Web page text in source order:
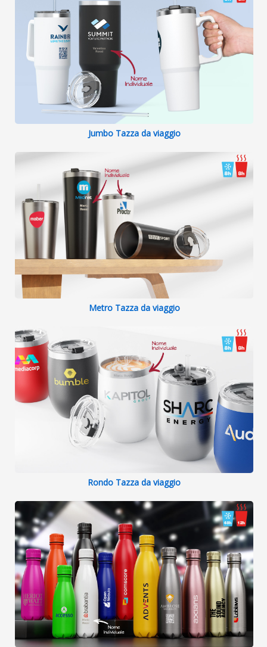
Jumbo Tazza da viaggio
Metro Tazza da viaggio
Rondo Tazza da viaggio